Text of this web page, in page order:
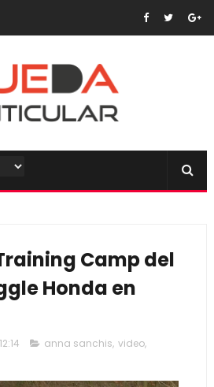
Camp del
Honda en
12:14 anna sanchis, video,